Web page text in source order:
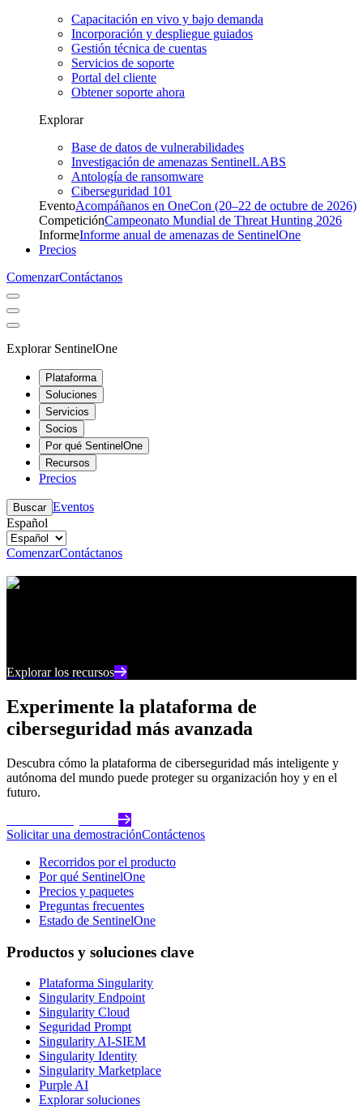
Capacitación en vivo y bajo demanda
Incorporación y despliegue guiados
Gestión técnica de cuentas
Servicios de soporte
Portal del cliente
Obtener soporte ahora
Explorar
Base de datos de vulnerabilidades
Investigación de amenazas SentinelLABS
Antología de ransomware
Ciberseguridad 101
EventoAcompáñanos en OneCon (20–22 de octubre de 2026)
CompeticiónCampeonato Mundial de Threat Hunting 2026
InformeInforme anual de amenazas de SentinelOne
Precios
ComenzarContáctanos
Explorar SentinelOne
Plataforma
Soluciones
Servicios
Socios
Por qué SentinelOne
Recursos
Precios
Buscar Eventos
Español
ComenzarContáctanos
Centro de recursos
Explorar los recursos
Experimente la plataforma de
ciberseguridad más avanzada
Descubra cómo la plataforma de ciberseguridad más inteligente y
autónoma del mundo puede proteger su organización hoy y en el
futuro.
Solicitar una demostraciónContáctenos
Recorridos por el producto
Por qué SentinelOne
Precios y paquetes
Preguntas frecuentes
Estado de SentinelOne
Productos y soluciones clave
Plataforma Singularity
Singularity Endpoint
Singularity Cloud
Seguridad Prompt
Singularity AI-SIEM
Singularity Identity
Singularity Marketplace
Purple AI
Explorar soluciones